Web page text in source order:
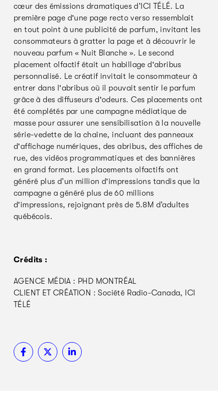
cœur des émissions dramatiques d’ICI TÉLÉ. La
première page d'une page recto verso ressemblait
en tout point à une publicité de parfum, invitant les
consommateurs à gratter la page et à découvrir le
nouveau parfum « Nuit Blanche ». Le second
placement olfactif était un habillage d'abribus
personnalisé. Le créatif invitait le consommateur à
entrer dans l'abribus où il pouvait sentir le parfum
grâce à des diffuseurs d'odeurs. Ces placements ont
été complétés par une campagne médiatique de
masse pour assurer une sensibilisation à la nouvelle
série-vedette de la chaîne, incluant des panneaux
d'affichage numériques, des abribus, des affiches de
rue, des vidéos programmatiques et des bannières
en grand format. Les placements olfactifs ont
généré plus d’un million d'impressions tandis que la
campagne a généré plus de 60 millions
d'impressions, rejoignant près de 5.8M d’adultes
québécois.
Crédits :
AGENCE MÉDIA : PHD MONTRÉAL
CLIENT ET CRÉATION : Société Radio-Canada, ICI
TÉLÉ